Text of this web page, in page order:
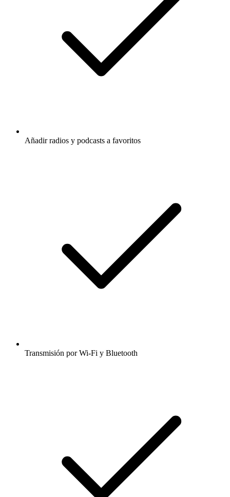
Añadir radios y podcasts a favoritos
Transmisión por Wi-Fi y Bluetooth